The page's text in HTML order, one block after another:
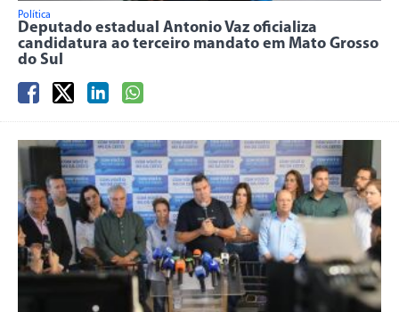
Política
Deputado estadual Antonio Vaz oficializa
candidatura ao terceiro mandato em Mato Grosso
do Sul